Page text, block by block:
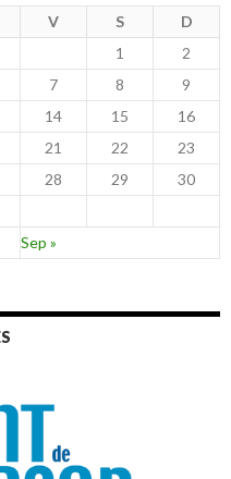
V S
D
1
2
7 8
9
14 15
16
21 22
23
28 29
30
Sep »